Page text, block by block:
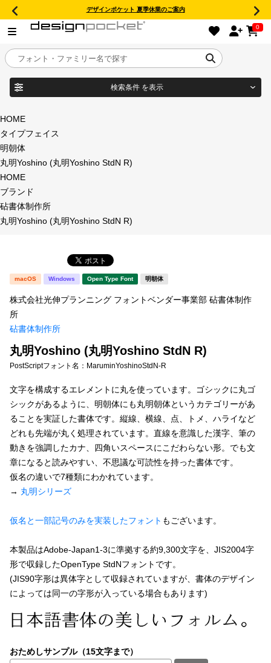
デザインポケット 夏季休業のご案内
0
目的別フォントガイド
特集
年間ライセンス商品
新着一覧
カート 0
マイページ
お気に入り
ご利用ガイド
よくあるご質問
検索条件 を表示
商品名
フォント形式
タイプフェイス
明朝体
教科書体 行書体
江戸文字 デザイン毛筆
すべてを表示
太さ・ウェイト
セット or 単体
文字種類
価格帯
HOME
タイプフェイス
明朝体
丸明Yoshino (丸明Yoshino StdN R)
HOME
ブランド
砧書体制作所
丸明Yoshino (丸明Yoshino StdN R)
macOS Windows Open Type Font 明朝体
株式会社光伸プランニング フォントベンダー事業部 砧書体制作
所
砧書体制作所
丸明Yoshino (丸明Yoshino StdN R)
PostScriptフォント名： MaruminYoshinoStdN-R
文字を構成するエレメントに丸を使っています。ゴシックに丸ゴ
シックがあるように、明朝体にも丸明朝体というカテゴリーがあ
ることを実証した書体です。縦線、横線、点、トメ、ハライなど
どれも先端が丸く処理されています。直線を意識した漢字、筆の
動きを強調したカナ、四角いスペースにこだわらない形。でも文
章になると読みやすい、不思議な可読性を持った書体です。
仮名の違いで7種類にわかれています。
→ 丸明シリーズ
仮名と一部記号のみを実装したフォント もございます。
本製品はAdobe-Japan1-3に準拠する約9,300文字を、JIS2004字
形で収録したOpenType StdNフォントです。
(JIS90字形は異体字として収録されていますが、書体のデザイン
によっては同一の字形が入っている場合もあります)
おためしサンプル（15文字まで）